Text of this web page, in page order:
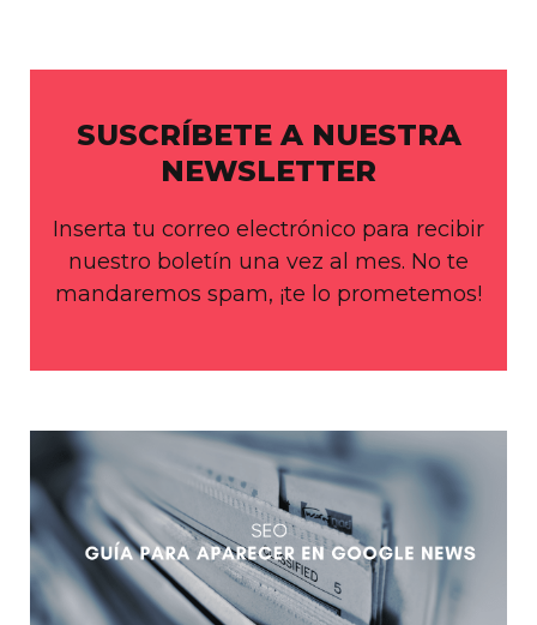
SUSCRÍBETE A NUESTRA
NEWSLETTER
Inserta tu correo electrónico para recibir
nuestro boletín una vez al mes. No te
mandaremos spam, ¡te lo prometemos!